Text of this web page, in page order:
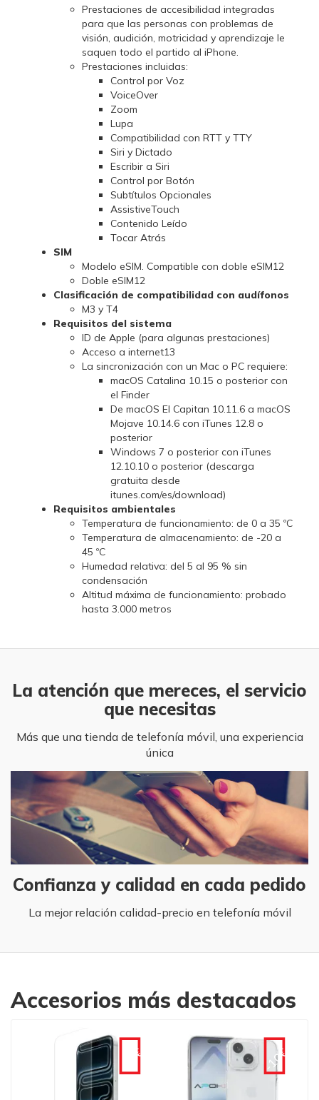
Prestaciones de accesibilidad integradas
para que las personas con problemas de
visión, audición, motricidad y aprendizaje le
saquen todo el partido al iPhone.
Prestaciones incluidas:
Control por Voz
VoiceOver
Zoom
Lupa
Compatibilidad con RTT y TTY
Siri y Dictado
Escribir a Siri
Control por Botón
Subtítulos Opcionales
AssistiveTouch
Contenido Leído
Tocar Atrás
SIM
Modelo eSIM. Compatible con doble eSIM12
Doble eSIM12
Clasificación de compati­bilidad con audífonos
M3 y T4
Requisitos del sistema
ID de Apple (para algunas prestaciones)
Acceso a internet13
La sincronización con un Mac o PC requiere:
macOS Catalina 10.15 o posterior con
el Finder
De macOS El Capitan 10.11.6 a macOS
Mojave 10.14.6 con iTunes 12.8 o
posterior
Windows 7 o posterior con iTunes
12.10.10 o posterior (descarga
gratuita desde
itunes.com/es/download)
Requisitos ambientales
Temperatura de funcionamiento: de 0 a 35 ºC
Temperatura de almacena­miento: de -20 a
45 ºC
Humedad relativa: del 5 al 95 % sin
condensación
Altitud máxima de funcionamiento: probado
hasta 3.000 metros
La atención que mereces, el servicio
que necesitas
Más que una tienda de telefonía móvil, una experiencia
única
Confianza y calidad en cada pedido
La mejor relación calidad-precio en telefonía móvil
Accesorios más destacados
-10€ -10€